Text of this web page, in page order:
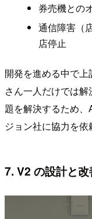
券売機との
通信障害（
店停止
開発を進める中で
さん一人だけでは
題を解決するため
ジョン社に協力を依
7. V2 の設計と改